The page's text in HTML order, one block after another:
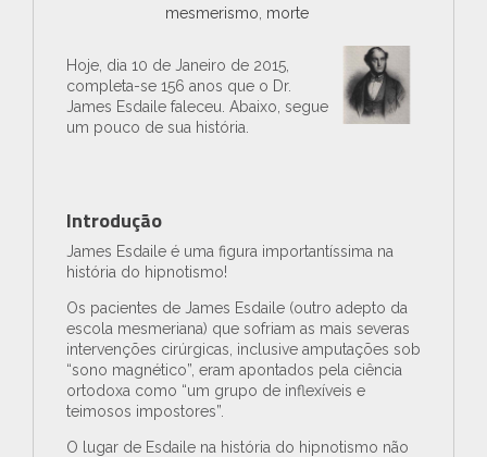
mesmerismo morte
Hoje, dia 10 de Janeiro de 2015,
completa-se 156 anos que o Dr.
James Esdaile faleceu. Abaixo, segue
um pouco de sua história.
Introdução
James Esdaile é uma figura importantíssima na
história do hipnotismo!
Os pacientes de James Esdaile (outro adepto da
escola mesmeriana) que sofriam as mais severas
intervenções cirúrgicas, inclusive amputações sob
“sono magnético”, eram apontados pela ciência
ortodoxa como “um grupo de inflexíveis e
teimosos impostores”.
O lugar de Esdaile na história do hipnotismo não